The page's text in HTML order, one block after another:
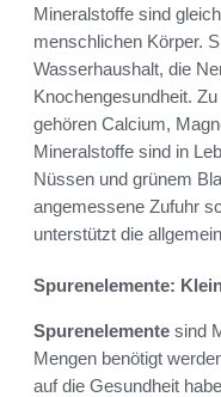
Mineralstoffe sind
menschlichen Körper.
Wasserhaushalt, die
Knochengesundheit.
gehören Calcium,
Mineralstoffe sind in
Nüssen und grünem
angemessene Zufuhr
unterstützt die
Spurenelemente:
Spurenelemente sind
Mengen benötigt
auf die Gesundheit